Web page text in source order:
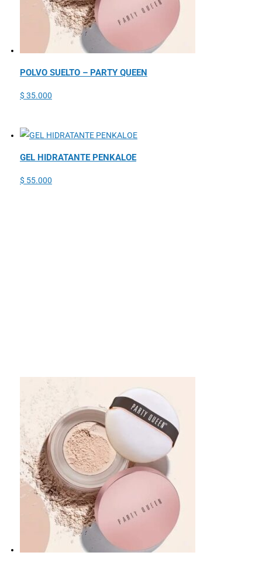
POLVO SUELTO – PARTY QUEEN
$ 35.000
GEL HIDRATANTE PENKALOE
$ 55.000